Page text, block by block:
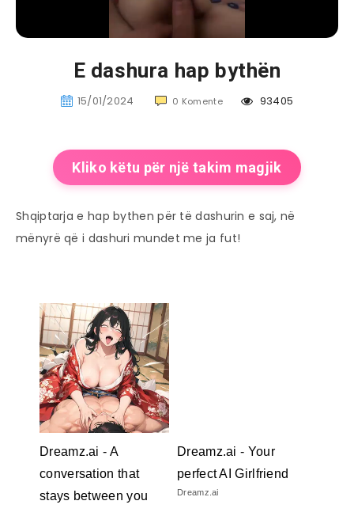
E dashura hap bythën
15/01/2024 0 Komente 93405
Kliko këtu për një takim magjik
Shqiptarja e hap bythen për të dashurin e saj, në
mënyrë që i dashuri mundet me ja fut!
Dreamz.ai - A
conversation that
stays between you
Dreamz.ai - Your
perfect AI Girlfriend
Dreamz.ai